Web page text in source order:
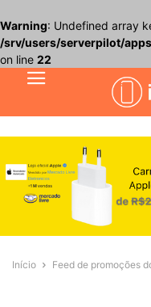
Warning: Undefined array
/srv/users/serverpilot/
on line 22
Início Feed de promoções